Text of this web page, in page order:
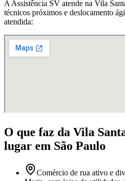
A Assistência SV atende na Vila
técnicos próximos e deslocamento
atendida:
O que faz da Vila
lugar em São Paulo
Comércio de rua ativo e